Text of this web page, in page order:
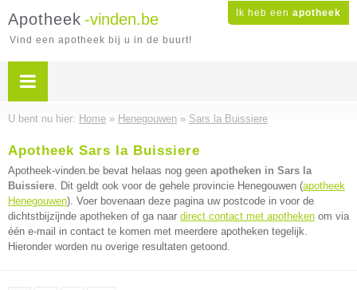
Ik heb een apotheek
Apotheek -vinden.be
Vind een apotheek bij u in de buurt!
U bent nu hier: Home » Henegouwen » Sars la Buissiere
Apotheek Sars la Buissiere
Apotheek-vinden.be bevat helaas nog geen apotheken in Sars la
Buissiere. Dit geldt ook voor de gehele provincie Henegouwen (apotheek
Henegouwen). Voer bovenaan deze pagina uw postcode in voor de
dichtstbijzijnde apotheken of ga naar direct contact met apotheken om via
één e-mail in contact te komen met meerdere apotheken tegelijk.
Hieronder worden nu overige resultaten getoond.